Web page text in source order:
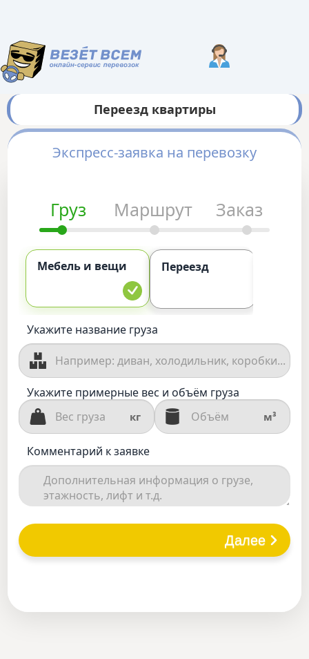
Переезд квартиры
Экспресс-заявка на перевозку
Груз Маршрут Заказ
Мебель и вещи Переезд
Укажите название груза
Укажите примерные вес и объём груза
кг м³
Комментарий к заявке
Далее